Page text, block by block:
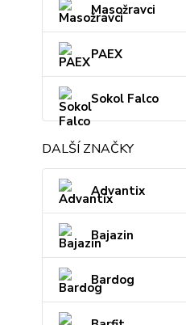
Masožravci
PAEX
Sokol Falco
DALŠÍ ZNAČKY
Advantix
Bajazin
Bardog